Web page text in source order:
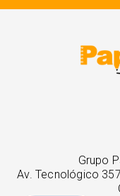
Grupo
Av. Tecnológico